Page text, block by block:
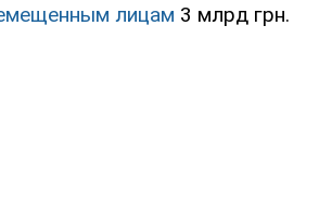
лицам 3 млрд грн.